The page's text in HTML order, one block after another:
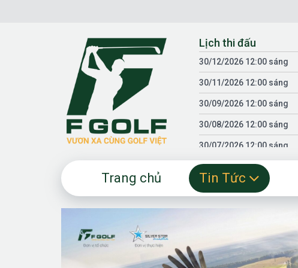
Lịch thi đấu
30/12/2026 12:00 sáng
30/11/2026 12:00 sáng
30/09/2026 12:00 sáng
30/08/2026 12:00 sáng
30/07/2026 12:00 sáng
30/06/2026 12:00 sáng
30/05/2026 12:00 sáng
30/01/2026 12:00 sáng
18/04/2025 12:00 sáng
Trang chủ Tin Tức